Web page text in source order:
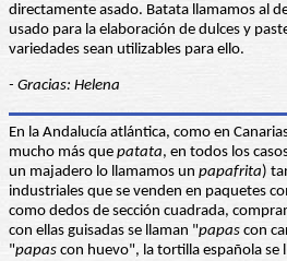
directamente asado. Batata llamamos al
usado para la elaboración de dulces y
variedades sean utilizables para ello.
- Gracias: Helena
En la Andalucía atlántica, como en
mucho más que patata, en todos los
un majadero lo llamamos un papafrita)
industriales que se venden en paquetes
como dedos de sección cuadrada,
con ellas guisadas se llaman "papas con
"papas con huevo", la tortilla española se